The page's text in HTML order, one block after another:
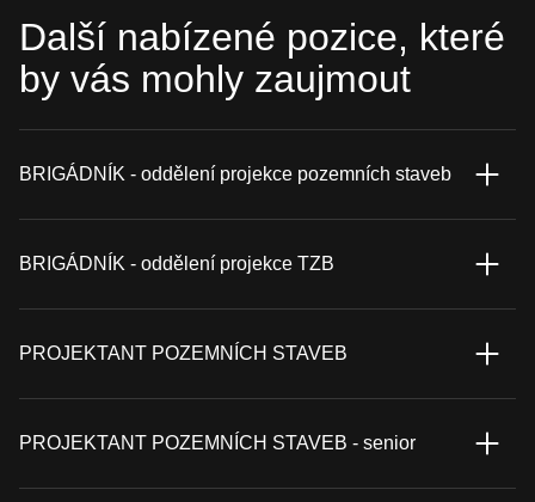
Další nabízené pozice, které
by vás mohly zaujmout
BRIGÁDNÍK - oddělení projekce pozemních staveb
BRIGÁDNÍK - oddělení projekce TZB
PROJEKTANT POZEMNÍCH STAVEB
PROJEKTANT POZEMNÍCH STAVEB - senior